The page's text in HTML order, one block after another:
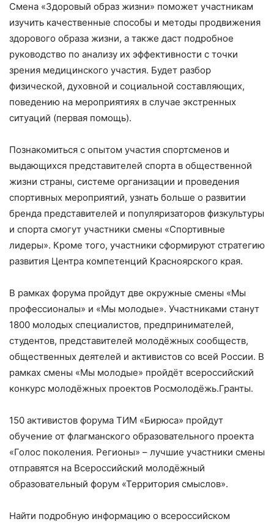
Смена «Здоровый образ жизни» поможет участникам
изучить качественные способы и методы продвижения
здорового образа жизни, а также даст подробное
руководство по анализу их эффективности с точки
зрения медицинского участия. Будет разбор
физической, духовной и социальной составляющих,
поведению на мероприятиях в случае экстренных
ситуаций (первая помощь).
Познакомиться с опытом участия спортсменов и
выдающихся представителей спорта в общественной
жизни страны, системе организации и проведения
спортивных мероприятий, узнать больше о развитии
бренда представителей и популяризаторов физкультуры
и спорта смогут участники смены «Спортивные
лидеры». Кроме того, участники сформируют стратегию
развития Центра компетенций Красноярского края.
В рамках форума пройдут две окружные смены «Мы
профессионалы» и «Мы молодые». Участниками станут
1800 молодых специалистов, предпринимателей,
студентов, представителей молодёжных сообществ,
общественных деятелей и активистов со всей России. В
рамках смены «Мы молодые» пройдёт всероссийский
конкурс молодёжных проектов Росмолодёжь.Гранты.
150 активистов форума ТИМ «Бирюса» пройдут
обучение от флагманского образовательного проекта
«Голос поколения. Регионы» – лучшие участники смены
отправятся на Всероссийский молодёжный
образовательный форум «Территория смыслов».
Найти подробную информацию о всероссийском